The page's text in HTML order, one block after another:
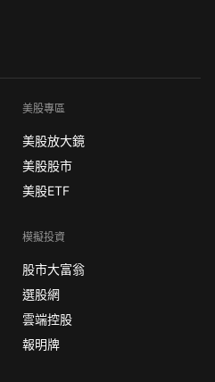
美股專區
美股放大鏡
美股股市
美股ETF
模擬投資
股市大富翁
選股網
雲端控股
報明牌